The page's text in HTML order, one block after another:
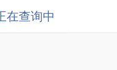
在查询中